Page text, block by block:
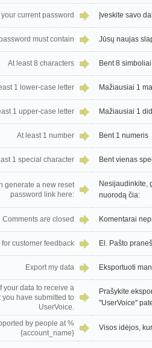
your current password Įveskite savo
must contain Jūsų naujas
At least 8 characters Bent 8 simboliai
1 lower-case letter Mažiausiai 1
1 upper-case letter Mažiausiai 1
At least 1 number Bent 1 numeris
1 special character Bent vienas
generate a new reset
password link here:
Nesijaudinkite,
nuorodą čia:
Comments are closed Komentarai
customer feedback El. Pašto
Export my data Eksportuoti
your data to receive a
have submitted to
UserVoice.
Prašykite
"UserVoice"
by people at %
{account_name}
Visos idėjos,